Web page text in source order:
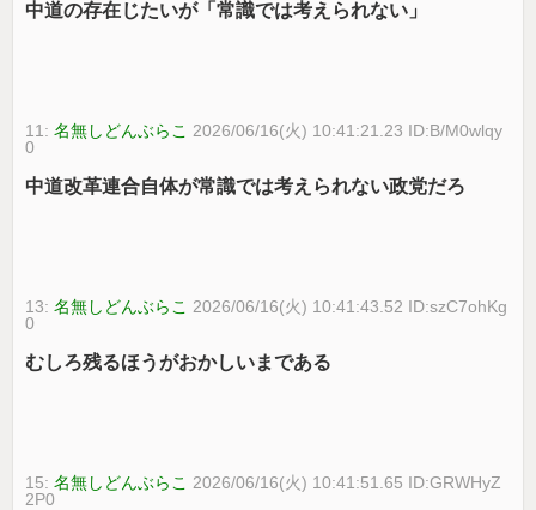
中道の存在じたいが「常識では考えられない」
11:名無しどんぶらこ 2026/06/16(火) 10:41:21.23 ID:B/M0wlqy
0
中道改革連合自体が常識では考えられない政党だろ
13:名無しどんぶらこ 2026/06/16(火) 10:41:43.52 ID:szC7ohKg
0
むしろ残るほうがおかしいまである
15:名無しどんぶらこ 2026/06/16(火) 10:41:51.65 ID:GRWHyZ
2P0